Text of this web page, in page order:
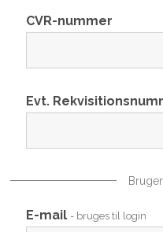
CVR-nummer
Evt.
E-mail - bruges til login